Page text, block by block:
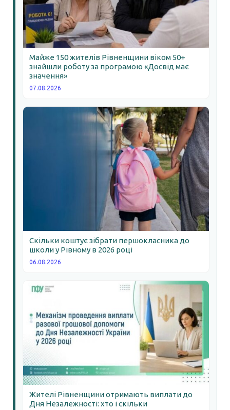
Майже 150 жителів Рівненщини віком 50+
знайшли роботу за програмою «Досвід має
значення»
07.08.2026
Скільки коштує зібрати першокласника до
школи у Рівному в 2026 році
06.08.2026
Жителі Рівненщини отримають виплати до
Дня Незалежності: хто і скільки